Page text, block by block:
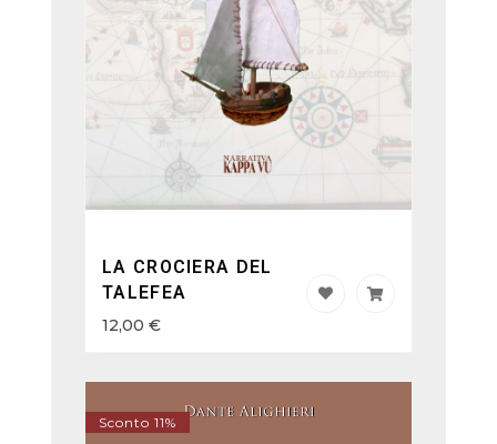
LA CROCIERA DEL
TALEFEA
12,00 €
Sconto 11%